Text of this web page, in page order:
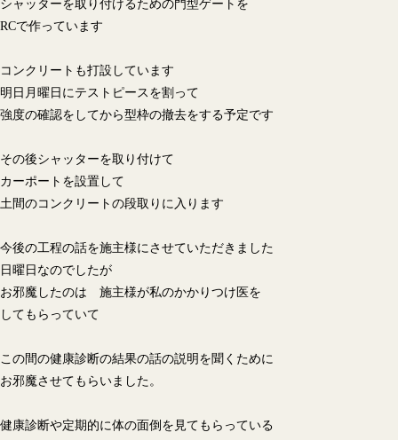
シャッターを取り付けるための門型ゲートを
RCで作っています
コンクリートも打設しています
明日月曜日にテストピースを割って
強度の確認をしてから型枠の撤去をする予定です
その後シャッターを取り付けて
カーポートを設置して
土間のコンクリートの段取りに入ります
今後の工程の話を施主様にさせていただきました
日曜日なのでしたが
お邪魔したのは 施主様が私のかかりつけ医を
してもらっていて
この間の健康診断の結果の話の説明を聞くために
お邪魔させてもらいました。
健康診断や定期的に体の面倒を見てもらっている